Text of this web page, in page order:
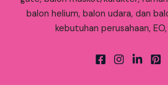
balon helium, balon udara, dan
kebutuhan perusahaan,